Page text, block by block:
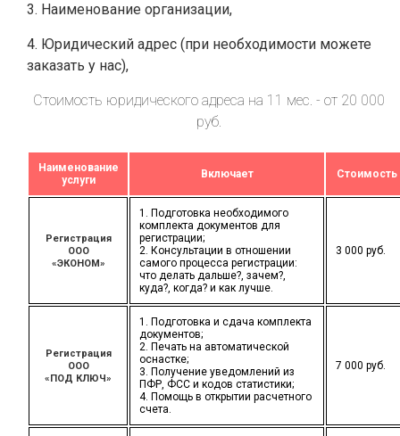
3. Наименование организации,
4. Юридический адрес (при необходимости можете
заказать у нас),
Стоимость юридического адреса на 11 мес. - от 20 000
руб.
Наименование
услуги
Включает Стоимость
Регистрация
ООО
«ЭКОНОМ»
1. Подготовка необходимого
комплекта документов для
регистрации;
2. Консультации в отношении
самого процесса регистрации:
что делать дальше?, зачем?,
куда?, когда? и как лучше.
3 000 руб.
Регистрация
ООО
«ПОД КЛЮЧ»
1. Подготовка и сдача комплекта
документов;
2. Печать на автоматической
оснастке;
3. Получение уведомлений из
ПФР, ФСС и кодов статистики;
4. Помощь в открытии расчетного
счета.
7 000 руб.